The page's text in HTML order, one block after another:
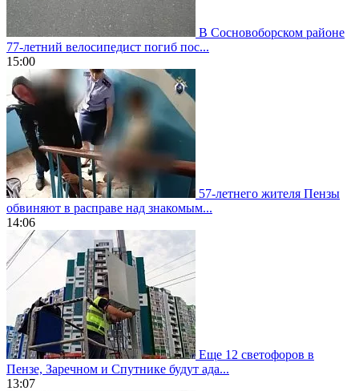
В Сосновоборском районе
77-летний велосипедист погиб пос...
15:00
57-летнего жителя Пензы
обвиняют в расправе над знакомым...
14:06
Еще 12 светофоров в
Пензе, Заречном и Спутнике будут ада...
13:07